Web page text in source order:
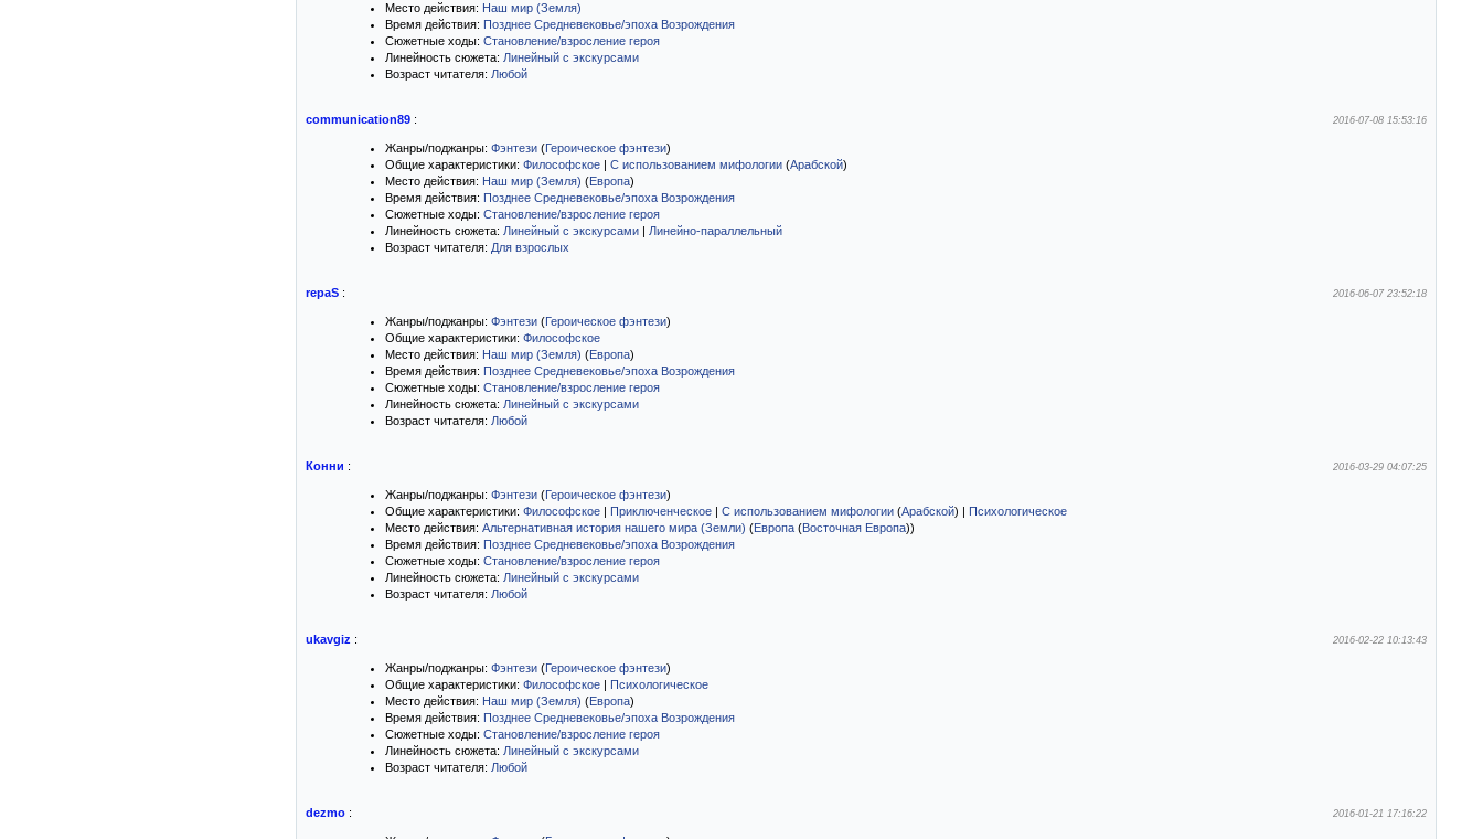
Место действия: Наш мир (Земля)
Время действия: Позднее Средневековье/эпоха Возрождения
Сюжетные ходы: Становление/взросление героя
Линейность сюжета: Линейный с экскурсами
Возраст читателя: Любой
communication89 : 2016-07-08 15:53:16
Жанры/поджанры: Фэнтези (Героическое фэнтези)
Общие характеристики: Философское | С использованием мифологии (Арабской)
Место действия: Наш мир (Земля) (Европа)
Время действия: Позднее Средневековье/эпоха Возрождения
Сюжетные ходы: Становление/взросление героя
Линейность сюжета: Линейный с экскурсами | Линейно-параллельный
Возраст читателя: Для взрослых
repaS : 2016-06-07 23:52:18
Жанры/поджанры: Фэнтези (Героическое фэнтези)
Общие характеристики: Философское
Место действия: Наш мир (Земля) (Европа)
Время действия: Позднее Средневековье/эпоха Возрождения
Сюжетные ходы: Становление/взросление героя
Линейность сюжета: Линейный с экскурсами
Возраст читателя: Любой
Конни : 2016-03-29 04:07:25
Жанры/поджанры: Фэнтези (Героическое фэнтези)
Общие характеристики: Философское | Приключенческое | С использованием мифологии (Арабской) | Психологическое
Место действия: Альтернативная история нашего мира (Земли) (Европа (Восточная Европа))
Время действия: Позднее Средневековье/эпоха Возрождения
Сюжетные ходы: Становление/взросление героя
Линейность сюжета: Линейный с экскурсами
Возраст читателя: Любой
ukavgiz : 2016-02-22 10:13:43
Жанры/поджанры: Фэнтези (Героическое фэнтези)
Общие характеристики: Философское | Психологическое
Место действия: Наш мир (Земля) (Европа)
Время действия: Позднее Средневековье/эпоха Возрождения
Сюжетные ходы: Становление/взросление героя
Линейность сюжета: Линейный с экскурсами
Возраст читателя: Любой
dezmo : 2016-01-21 17:16:22